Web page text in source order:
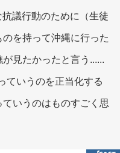
議行動のために（生徒
を持って沖縄に行った
見たかったと言う......
ていうのを正当化する
いうのはものすごく思